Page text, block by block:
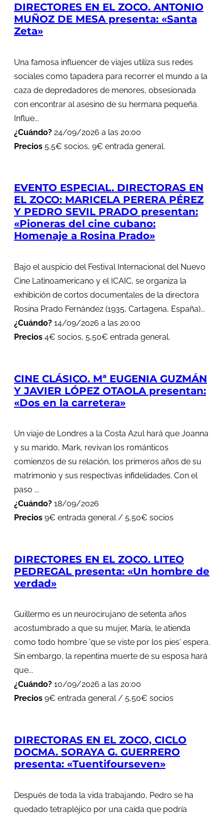
DIRECTORES EN EL ZOCO. ANTONIO
MUÑOZ DE MESA presenta: «Santa
Zeta»
Una famosa influencer de viajes utiliza sus redes
sociales como tapadera para recorrer el mundo a la
caza de depredadores de menores, obsesionada
con encontrar al asesino de su hermana pequeña.
Influe...
¿Cuándo? 24/09/2026 a las 20:00
Precios 5,5€ socios, 9€ entrada general.
EVENTO ESPECIAL. DIRECTORAS EN
EL ZOCO: MARICELA PERERA PÉREZ
Y PEDRO SEVIL PRADO presentan:
«Pioneras del cine cubano:
Homenaje a Rosina Prado»
Bajo el auspicio del Festival Internacional del Nuevo
Cine Latinoamericano y el ICAIC, se organiza la
exhibición de cortos documentales de la directora
Rosina Prado Fernández (1935, Cartagena, España)...
¿Cuándo? 14/09/2026 a las 20:00
Precios 4€ socios, 5,50€ entrada general.
CINE CLÁSICO. Mª EUGENIA GUZMÁN
Y JAVIER LÓPEZ OTAOLA presentan:
«Dos en la carretera»
Un viaje de Londres a la Costa Azul hará que Joanna
y su marido, Mark, revivan los románticos
comienzos de su relación, los primeros años de su
matrimonio y sus respectivas infidelidades. Con el
paso ...
¿Cuándo? 18/09/2026
Precios 9€ entrada general / 5,50€ socios
DIRECTORES EN EL ZOCO. LITEO
PEDREGAL presenta: «Un hombre de
verdad»
Guillermo es un neurocirujano de setenta años
acostumbrado a que su mujer, María, le atienda
como todo hombre 'que se viste por los pies' espera.
Sin embargo, la repentina muerte de su esposa hará
que...
¿Cuándo? 10/09/2026 a las 20:00
Precios 9€ entrada general / 5,50€ socios
DIRECTORAS EN EL ZOCO, CICLO
DOCMA. SORAYA G. GUERRERO
presenta: «Tuentifourseven»
Después de toda la vida trabajando, Pedro se ha
quedado tetrapléjico por una caída que podría